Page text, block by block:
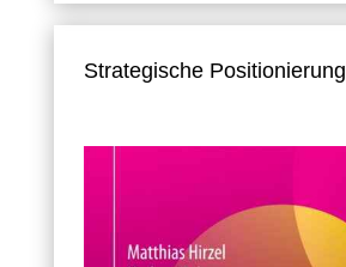
Strategische Positionierung